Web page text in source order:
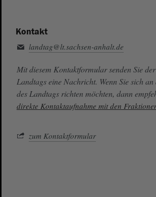
Kontakt
landtag@lt.sachsen-anhalt.de
Mit diesem Kontaktformular senden Sie
Landtags eine Nachricht. Wenn Sie sich
des Landtags richten möchten, dann
direkte Kontaktaufnahme mit den
zum Kontaktformular